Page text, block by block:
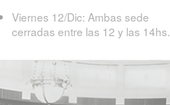
Viernes 12/Dic: Ambas sede
cerradas entre las 12 y las 14hs.